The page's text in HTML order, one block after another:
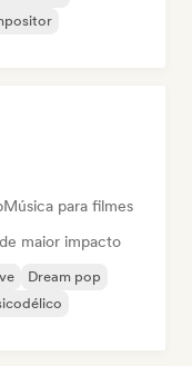
Música para filmes
maior impacto
Dream pop